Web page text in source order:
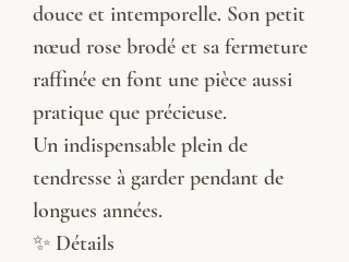
douce et intemporelle. Son petit
nœud rose brodé et sa fermeture
raffinée en font une pièce aussi
pratique que précieuse.
Un indispensable plein de
tendresse à garder pendant de
longues années.
✨ Détails